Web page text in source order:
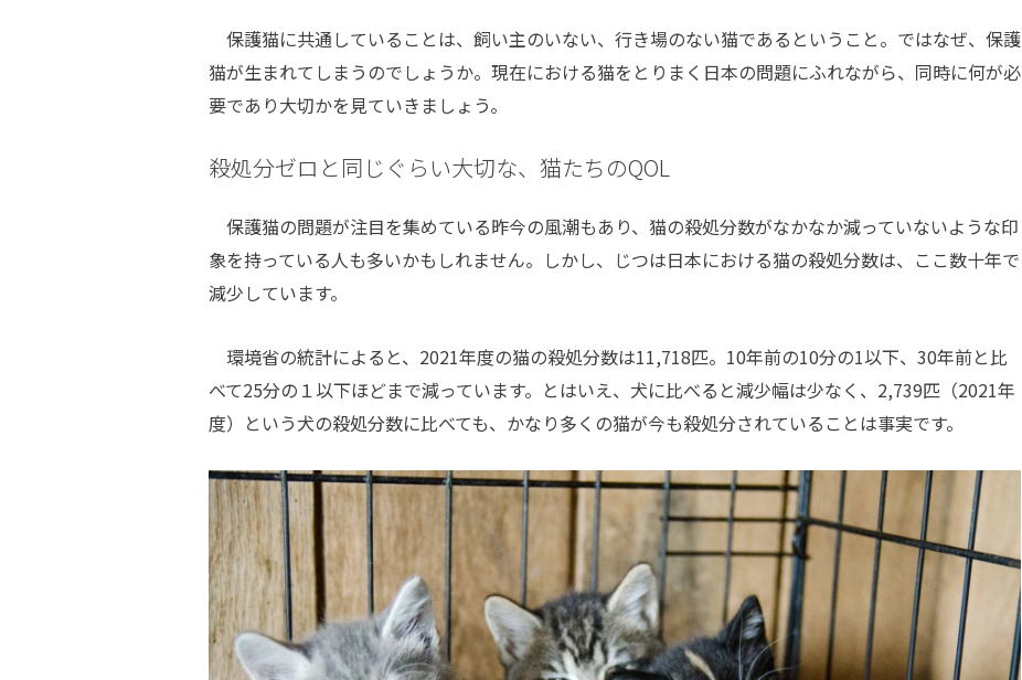
保護猫に共通していることは、飼い主のいない、行き場のない猫であるということ。ではなぜ、保護
猫が生まれてしまうのでしょうか。現在における猫をとりまく日本の問題にふれながら、同時に何が必
要であり大切かを見ていきましょう。
殺処分ゼロと同じぐらい大切な、猫たちのQOL
保護猫の問題が注目を集めている昨今の風潮もあり、猫の殺処分数がなかなか減っていないような印
象を持っている人も多いかもしれません。しかし、じつは日本における猫の殺処分数は、ここ数十年で
減少しています。
環境省の統計によると、2021年度の猫の殺処分数は11,718匹。10年前の10分の1以下、30年前と比
べて25分の１以下ほどまで減っています。とはいえ、犬に比べると減少幅は少なく、2,739匹（2021年
度）という犬の殺処分数に比べても、かなり多くの猫が今も殺処分されていることは事実です。